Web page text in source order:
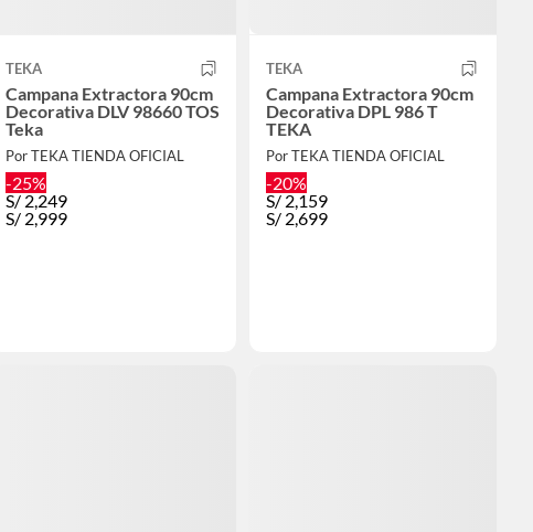
TEKA
Campana Extractora 90cm
Decorativa DLV 98660 TOS
Teka
Por TEKA TIENDA OFICIAL
-25%
S/2,249
S/ 2,999
TEKA
Campana Extractora 90cm
Decorativa DPL 986 T
TEKA
Por TEKA TIENDA OFICIAL
-20%
S/2,159
S/ 2,699